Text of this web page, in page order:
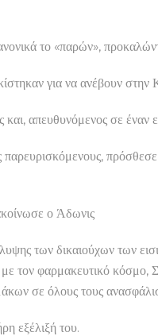
το «παρών»,
για να ανέβουν
απευθυνόμενος σε
ο Άδωνις
των δικαιούχων των
με τον φαρμακευτικό
σε όλους τους
εξέλιξή του.